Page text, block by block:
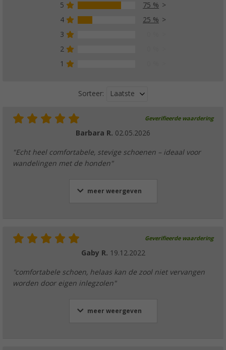
5
75 %
4
25 %
3
2
1
Sorteer: Laatste
Geverifieerde waardering
Barbara R. 02.05.2026
"Echt heel comfortabele, stevige schoenen – ideaal voor
wandelingen met de honden"
meer weergeven
Geverifieerde waardering
Gaby R. 19.12.2022
"comfortabele schoen, helaas kan de zool niet vervangen
worden door eigen inlegzolen"
meer weergeven